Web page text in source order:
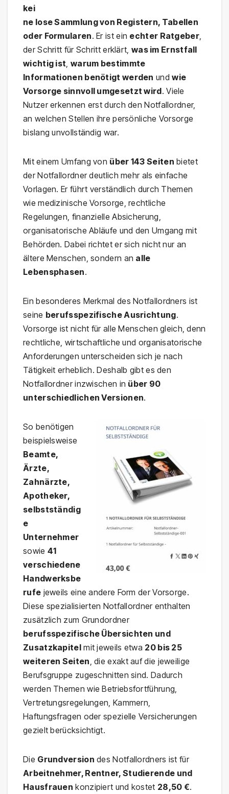
kei
ne lose Sammlung von Registern, Tabellen
oder Formularen. Er ist ein echter Ratgeber,
der Schritt für Schritt erklärt, was im Ernstfall
wichtig ist warum bestimmte
Informationen benötigt werden undwie
Vorsorge sinnvoll umgesetzt wird. Viele
Nutzer erkennen erst durch den Notfallordner,
an welchen Stellen ihre persönliche Vorsorge
bislang unvollständig war.
Mit einem Umfang von über 143 Seiten bietet
der Notfallordner deutlich mehr als einfache
Vorlagen. Er führt verständlich durch Themen
wie medizinische Vorsorge, rechtliche
Regelungen, finanzielle Absicherung,
organisatorische Abläufe und den Umgang mit
Behörden. Dabei richtet er sich nicht nur an
ältere Menschen, sondern an alle
Lebensphasen.
Ein besonderes Merkmal des Notfallordners ist
seine berufsspezifische Ausrichtung.
Vorsorge ist nicht für alle Menschen gleich, denn
rechtliche, wirtschaftliche und organisatorische
Anforderungen unterscheiden sich je nach
Tätigkeit erheblich. Deshalb gibt es den
Notfallordner inzwischen in über 90
unterschiedlichen Versionen.
So benötigen
beispielsweise
Beamte,
Ärzte,
Zahnärzte,
Apotheker,
selbstständig
e
Unternehmer
sowie 41
verschiedene
Handwerksbe
rufe jeweils eine andere Form der Vorsorge.
Diese spezialisierten Notfallordner enthalten
zusätzlich zum Grundordner
berufsspezifische Übersichten und
Zusatzkapitelmit jeweils etwa 20 bis 25
weiteren Seiten , die exakt auf die jeweilige
Berufsgruppe zugeschnitten sind. Dadurch
werden Themen wie Betriebsfortführung,
Vertretungsregelungen, Kammern,
Haftungsfragen oder spezielle Versicherungen
gezielt berücksichtigt.
Die Grundversion des Notfallordners ist für
Arbeitnehmer, Rentner, Studierende und
Hausfrauen konzipiert und kostet 28,50 €.